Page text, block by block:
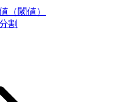
（閾値）
割